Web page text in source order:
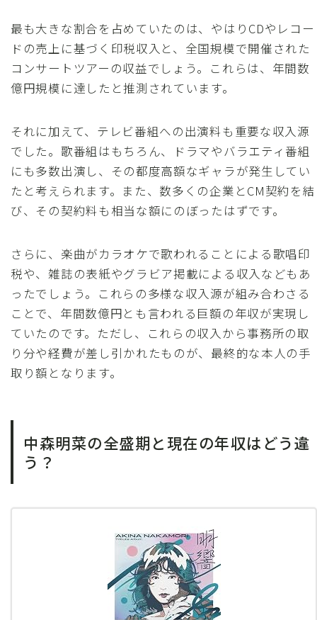
最も大きな割合を占めていたのは、やはりCDやレコー
ドの売上に基づく印税収入と、全国規模で開催された
コンサートツアーの収益でしょう。これらは、年間数
億円規模に達したと推測されています。
それに加えて、テレビ番組への出演料も重要な収入源
でした。歌番組はもちろん、ドラマやバラエティ番組
にも多数出演し、その都度高額なギャラが発生してい
たと考えられます。また、数多くの企業とCM契約を結
び、その契約料も相当な額にのぼったはずです。
さらに、楽曲がカラオケで歌われることによる歌唱印
税や、雑誌の表紙やグラビア掲載による収入などもあ
ったでしょう。これらの多様な収入源が組み合わさる
ことで、年間数億円とも言われる巨額の年収が実現し
ていたのです。ただし、これらの収入から事務所の取
り分や経費が差し引かれたものが、最終的な本人の手
取り額となります。
中森明菜の全盛期と現在の年収はどう違
う？